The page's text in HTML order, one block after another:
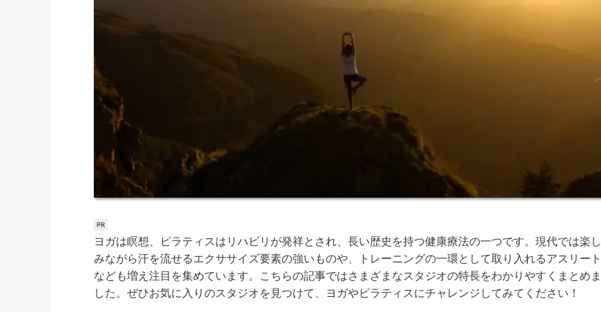
ヨガは瞑想、ピラティスはリハビリが発祥とされ、長い歴史を持つ健康療法の一つです。現代では楽し
みながら汗を流せるエクササイズ要素の強いものや、トレーニングの一環として取り入れるアスリート
なども増え注目を集めています。こちらの記事ではさまざまなスタジオの特長をわかりやすくまとめま
した。ぜひお気に入りのスタジオを見つけて、ヨガやピラティスにチャレンジしてみてください！